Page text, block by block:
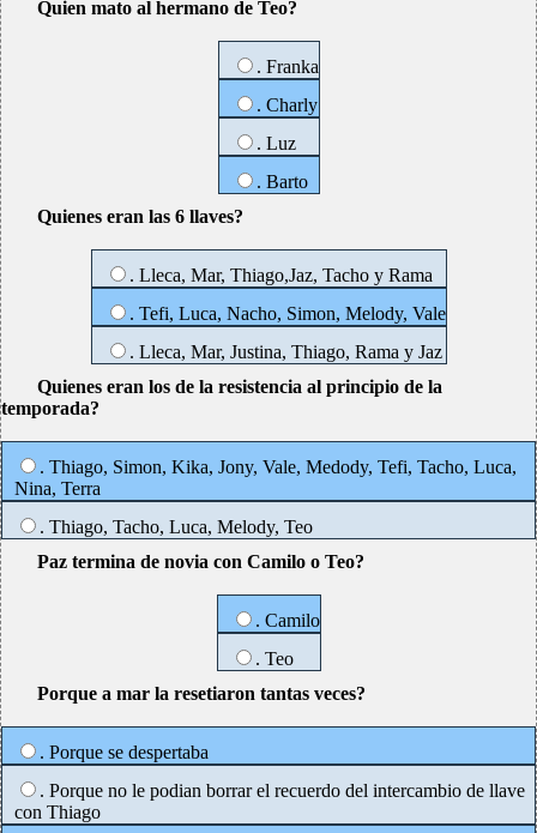
Quien mato al hermano de Teo?
. Franka
. Charly
. Luz
. Barto
Quienes eran las 6 llaves?
. Lleca, Mar, Thiago,Jaz, Tacho y Rama
. Tefi, Luca, Nacho, Simon, Melody, Vale
. Lleca, Mar, Justina, Thiago, Rama y Jaz
Quienes eran los de la resistencia al principio de la
temporada?
. Thiago, Simon, Kika, Jony, Vale, Medody, Tefi, Tacho, Luca,
Nina, Terra
. Thiago, Tacho, Luca, Melody, Teo
Paz termina de novia con Camilo o Teo?
. Camilo
. Teo
Porque a mar la resetiaron tantas veces?
. Porque se despertaba
. Porque no le podian borrar el recuerdo del intercambio de llave
con Thiago